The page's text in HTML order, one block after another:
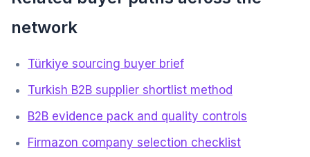
network
Türkiye sourcing buyer brief
Turkish B2B supplier shortlist method
B2B evidence pack and quality controls
Firmazon company selection checklist